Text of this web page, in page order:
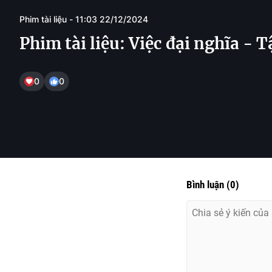
Phim tài liệu - 11:03 22/12/2024
Phim tài liệu: Việc đại nghĩa -
0 0
Bình luận (0)